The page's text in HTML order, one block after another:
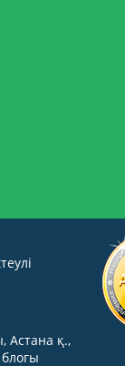
Астана қ.,